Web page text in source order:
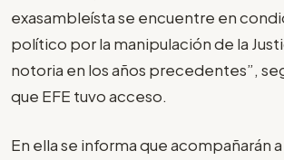
exasambleísta se encuentre en
político por la manipulación de la
notoria en los años precedentes”,
que EFE tuvo acceso.
En ella se informa que acompañarán